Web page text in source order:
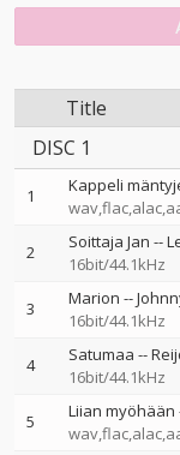
Title
DISC 1
1 Kappeli
2 Soittaja Jan --
16bit/44.1kHz
3 Marion --
16bit/44.1kHz
4 Satumaa --
16bit/44.1kHz
5 Liian myöhään